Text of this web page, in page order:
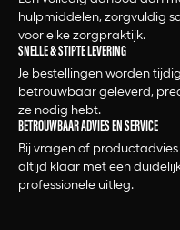
hulpmiddelen, zorgvuldig
voor elke zorgpraktijk.
SNELLE & STIPTE LEVERING
Je bestellingen worden
betrouwbaar geleverd,
ze nodig hebt.
BETROUWBAAR ADVIES EN SERVICE
Bij vragen of
altijd klaar met een
professionele uitleg.